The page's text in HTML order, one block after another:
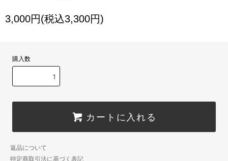
3,000円(税込3,300円)
購入数
カートに入れる
返品について
特定商取引法に基づく表記